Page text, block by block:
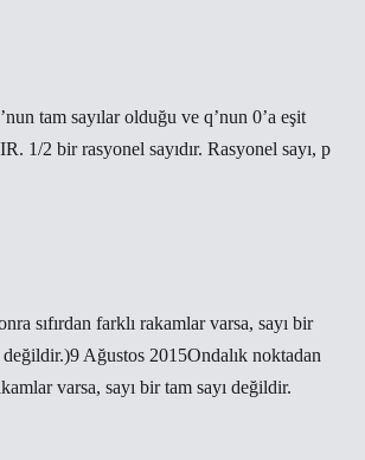
tam sayılar olduğu ve q’nun 0’a eşit
1/2 bir rasyonel sayıdır. Rasyonel sayı, p
sıfırdan farklı rakamlar varsa, sayı bir
Ağustos 2015Ondalık noktadan
varsa, sayı bir tam sayı değildir.